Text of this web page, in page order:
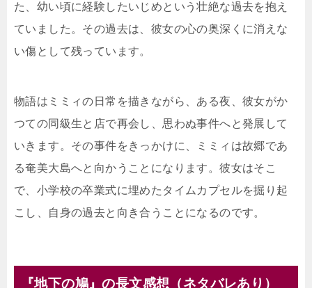
た、幼い頃に経験したいじめという壮絶な過去を抱え
ていました。その過去は、彼女の心の奥深くに消えな
い傷として残っています。
物語はミミィの日常を描きながら、ある夜、彼女がか
つての同級生と店で再会し、思わぬ事件へと発展して
いきます。その事件をきっかけに、ミミィは故郷であ
る奄美大島へと向かうことになります。彼女はそこ
で、小学校の卒業式に埋めたタイムカプセルを掘り起
こし、自身の過去と向き合うことになるのです。
『地下の鳩』の長文感想（ネタバレあり）